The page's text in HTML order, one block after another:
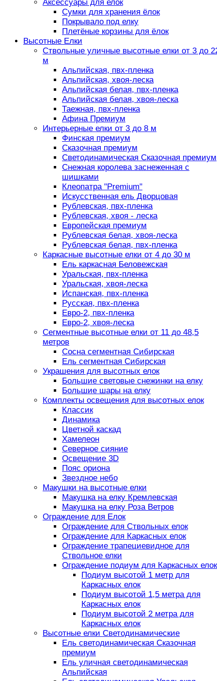
Аксессуары для елок
Сумки для хранения ёлок
Покрывало под елку
Плетёные корзины для ёлок
Высотные Елки
Ствольные уличные высотные елки от 3 до
м
Альпийская, пвх-пленка
Альпийская, хвоя-леска
Альпийская белая, пвх-пленка
Альпийская белая, хвоя-леска
Таежная, пвх-пленка
Афина Премиум
Интерьерные елки от 3 до 8 м
Финская премиум
Сказочная премиум
Светодинамическая Сказочная премиум
Снежная королева заснеженная с
шишками
Клеопатра "Premium"
Искусственная ель Дворцовая
Рублевская, пвх-пленка
Рублевская, хвоя - леска
Европейская премиум
Рублевская белая, хвоя-леска
Рублевская белая, пвх-пленка
Каркасные высотные елки от 4 до 30 м
Ель каркасная Беловежская
Уральская, пвх-пленка
Уральская, хвоя-леска
Испанская, пвх-пленка
Русская, пвх-пленка
Евро-2, пвх-пленка
Евро-2, хвоя-леска
Сегментные высотные елки от 11 до 48,5
метров
Сосна сегментная Сибирская
Ель сегментная Сибирская
Украшения для высотных елок
Большие световые снежинки на елку
Большие шары на елку
Комплекты освещения для высотных елок
Классик
Динамика
Цветной каскад
Хамелеон
Северное сияние
Освещение 3D
Пояс ориона
Звездное небо
Макушки на высотные елки
Макушка на елку Кремлевская
Макушка на елку Роза Ветров
Ограждение для Елок
Ограждение для Ствольных елок
Ограждение для Каркасных елок
Ограждение трапециевидное для
Ствольное елки
Ограждение подиум для Каркасных елок
Подиум высотой 1 метр для
Каркасных елок
Подиум высотой 1,5 метра для
Каркасных елок
Подиум высотой 2 метра для
Каркасных елок
Высотные елки Светодинамические
Ель светодинамическая Сказочная
премиум
Ель уличная светодинамическая
Альпийская